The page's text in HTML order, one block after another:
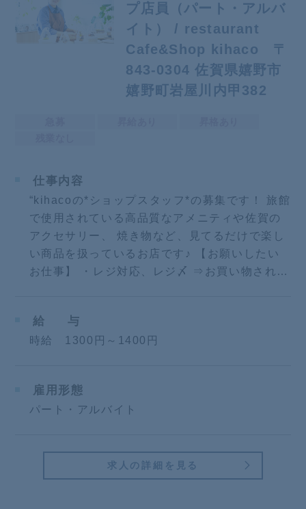
プ店員（パート・アルバ
イト） / restaurant
Cafe&Shop kihaco 〒
843-0304 佐賀県嬉野市
嬉野町岩屋川内甲382
仕事内容
“kihacoの*ショップスタッフ*の募集です！ 旅館
で使用されている高品質なアメニティや佐賀の
アクセサリー、 焼き物など、見てるだけで楽し
い商品を扱っているお店です♪ 【お願いしたい
お仕事】 ・レジ対応、レジ〆 ⇒お買い物され…
給 与
時給 1300円～1400円
雇用形態
パート・アルバイト
求人の詳細を見る